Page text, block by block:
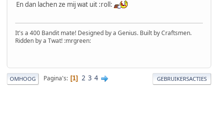
En dan lachen ze mij wat uit :roll:
It's a 400 Bandit mate! Designed by a Genius. Built by Craftsmen.
Ridden by a Twat! :mrgreen:
OMHOOG Pagina's 1 2 3 4 GEBRUIKERSACTIES